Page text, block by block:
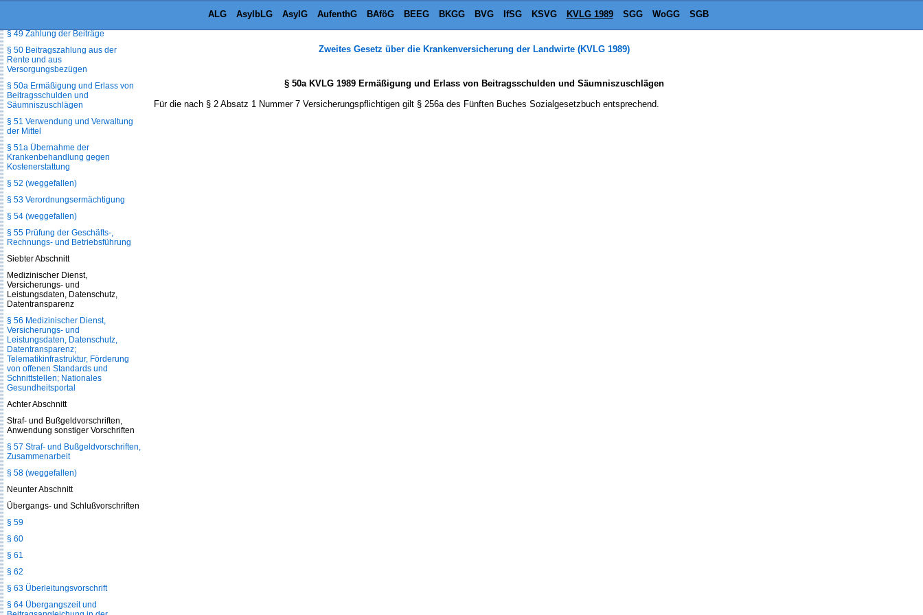
ALG AsylbLG AsylG AufenthG BAföG BEEG BKGG BVG IfSG KSVG KVLG 1989 SGG WoGG SGB
Zweites Gesetz über die Krankenversicherung der Landwirte (KVLG 1989)
§ 50a KVLG 1989 Ermäßigung und Erlass von Beitragsschulden und Säumniszuschlägen
Für die nach § 2 Absatz 1 Nummer 7 Versicherungspflichtigen gilt § 256a des Fünften Buches Sozialgesetzbuch entsprechend.
§ 49 Zahlung der Beiträge
§ 50 Beitragszahlung aus der
Rente und aus
Versorgungsbezügen
§ 50a Ermäßigung und Erlass von
Beitragsschulden und
Säumniszuschlägen
§ 51 Verwendung und Verwaltung
der Mittel
§ 51a Übernahme der
Krankenbehandlung gegen
Kostenerstattung
§ 52 (weggefallen)
§ 53 Verordnungsermächtigung
§ 54 (weggefallen)
§ 55 Prüfung der Geschäfts-,
Rechnungs- und Betriebsführung
Siebter Abschnitt
Medizinischer Dienst,
Versicherungs- und
Leistungsdaten, Datenschutz,
Datentransparenz
§ 56 Medizinischer Dienst,
Versicherungs- und
Leistungsdaten, Datenschutz,
Datentransparenz;
Telematikinfrastruktur, Förderung
von offenen Standards und
Schnittstellen; Nationales
Gesundheitsportal
Achter Abschnitt
Straf- und Bußgeldvorschriften,
Anwendung sonstiger Vorschriften
§ 57 Straf- und Bußgeldvorschriften,
Zusammenarbeit
§ 58 (weggefallen)
Neunter Abschnitt
Übergangs- und Schlußvorschriften
§ 59
§ 60
§ 61
§ 62
§ 63 Überleitungsvorschrift
§ 64 Übergangszeit und